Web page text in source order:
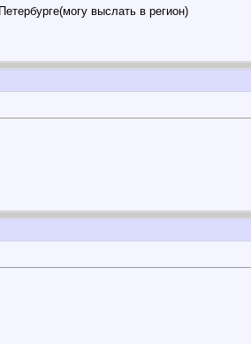
выслать в регион)